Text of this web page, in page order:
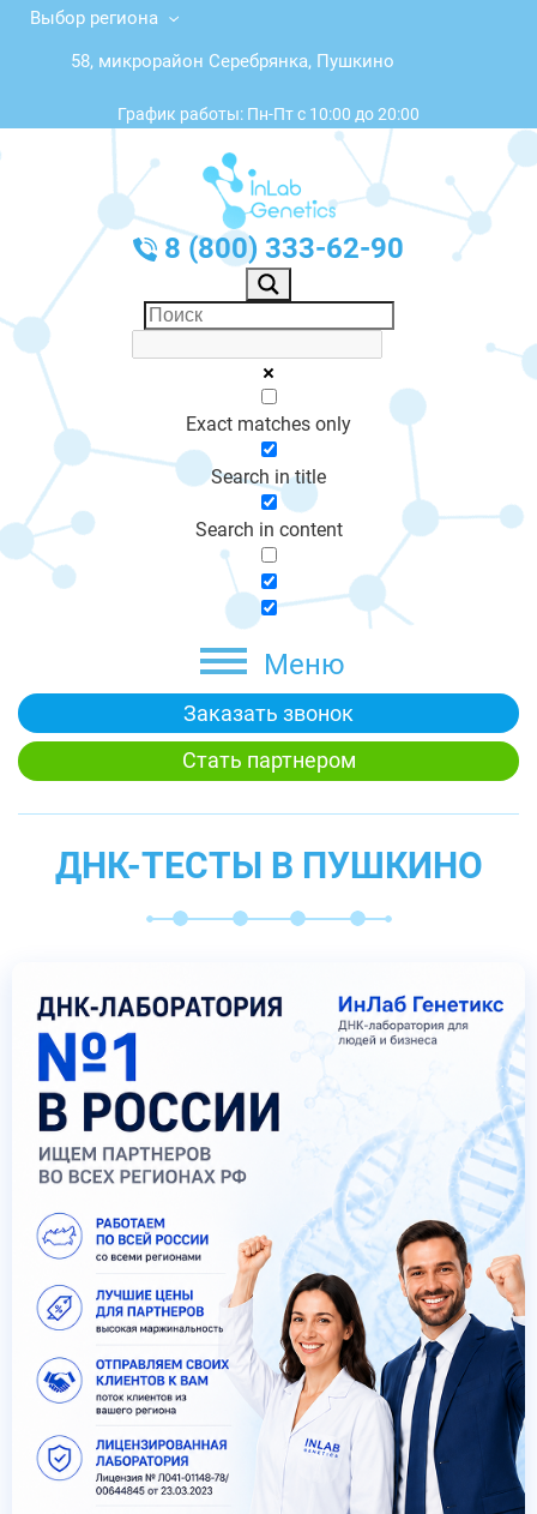
Выбор региона
58, микрорайон Серебрянка, Пушкино
График работы: Пн-Пт с 10:00 до 20:00
8 (800) 333-62-90
Exact matches only
Search in title
Search in content
Меню
Заказать звонок
Стать партнером
ДНК-ТЕСТЫ В ПУШКИНО